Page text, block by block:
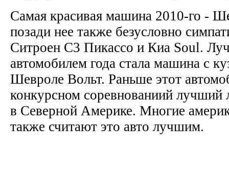
Самая красивая машина 2010-го -
позади нее также безусловно
Ситроен С3 Пикассо и Киа Soul.
автомобилем года стала машина с
Шевроле Вольт. Раньше этот
конкурсном соревнованиий лучший
в Северной Америке. Многие
также считают это авто лучшим.